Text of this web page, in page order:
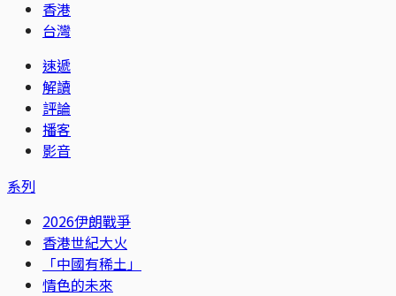
香港
台灣
速遞
解讀
評論
播客
影音
系列
2026伊朗戰爭
香港世紀大火
「中國有稀土」
情色的未來